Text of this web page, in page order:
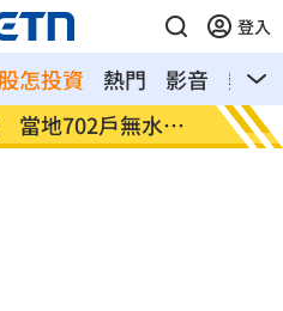
登入
怎投資 熱門 影音
熱搜
當地702戶無水可
台中
體